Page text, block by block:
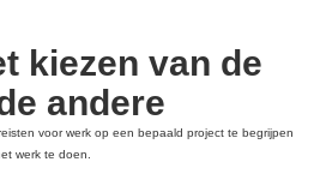
kiezen van de
andere
voor werk op een bepaald project te begrijpen
werk te doen.